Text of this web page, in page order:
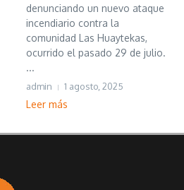
denunciando un nuevo ataque
incendiario contra la
comunidad Las Huaytekas,
ocurrido el pasado 29 de julio.
...
admin 1 agosto, 2025
Leer más